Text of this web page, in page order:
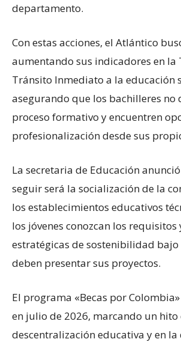
departamento.
Con estas acciones, el Atlántico
aumentando sus indicadores en la
Tránsito Inmediato a la educación
asegurando que los bachilleres no
proceso formativo y encuentren
profesionalización desde sus
La secretaria de Educación
seguir será la socialización de la
los establecimientos educativos
los jóvenes conozcan los requisitos
estratégicas de sostenibilidad bajo
deben presentar sus proyectos.
El programa «Becas por
en julio de 2026, marcando un hito
descentralización educativa y en la